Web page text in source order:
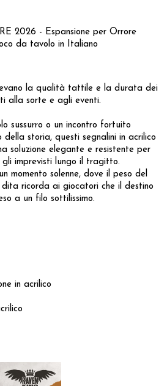
2026 - Espansione per Orrore
da tavolo in Italiano
la qualità tattile e la durata dei
alla sorte e agli eventi.
sussurro o un incontro fortuito
della storia, questi segnalini in acrilico
soluzione elegante e resistente per
gli imprevisti lungo il tragitto.
momento solenne, dove il peso del
ricorda ai giocatori che il destino
a un filo sottilissimo.
in acrilico